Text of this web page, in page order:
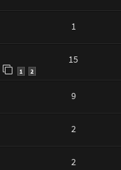
1
1 2
15
9
2
2